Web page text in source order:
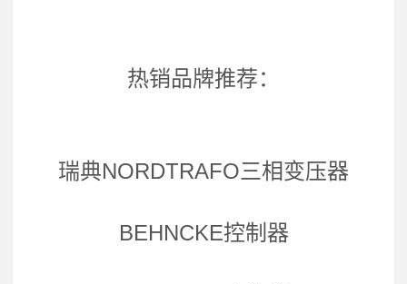
热销品牌推荐：
瑞典NORDTRAFO三相变压器
BEHNCKE控制器